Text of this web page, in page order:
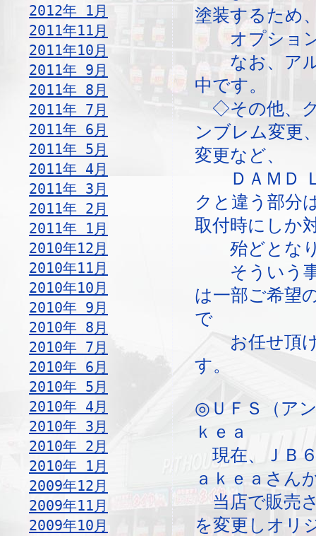
2012年 1月
2011年11月
2011年10月
2011年 9月
2011年 8月
2011年 7月
2011年 6月
2011年 5月
2011年 4月
2011年 3月
2011年 2月
2011年 1月
2010年12月
2010年11月
2010年10月
2010年 9月
2010年 8月
2010年 7月
2010年 6月
2010年 5月
2010年 4月
2010年 3月
2010年 2月
2010年 1月
2009年12月
2009年11月
2009年10月
塗装するため
オプション
なお、アル
中です。
◇その他、グ
ンブレム変更
変更など、
ＤＡＭＤ Ｌ
クと違う部分
取付時にしか
殆どとなり
そういう事
は一部ご希望
で
お任せ頂け
す。
◎ＵＦＳ（ア
ｋｅａ
現在、ＪＢ
ａｋｅａさん
当店で販売さ
を変更しオリ